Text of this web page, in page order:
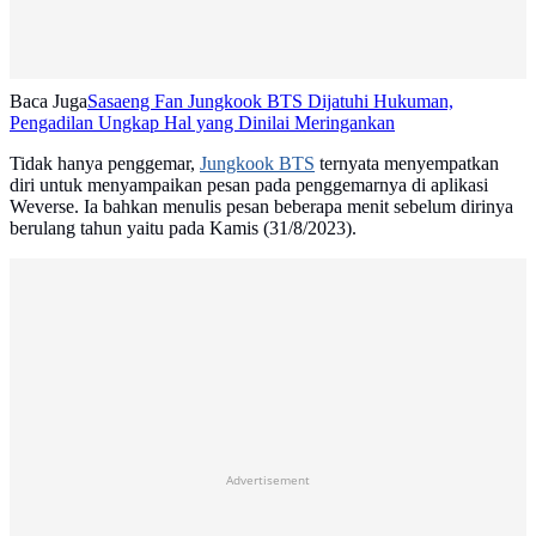
Baca JugaSasaeng Fan Jungkook BTS Dijatuhi Hukuman,
Pengadilan Ungkap Hal yang Dinilai Meringankan
Tidak hanya penggemar, Jungkook BTS ternyata menyempatkan
diri untuk menyampaikan pesan pada penggemarnya di aplikasi
Weverse. Ia bahkan menulis pesan beberapa menit sebelum dirinya
berulang tahun yaitu pada Kamis (31/8/2023).
Advertisement